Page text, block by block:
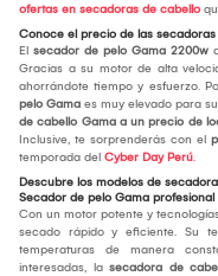
ofertas en secadoras de cabello
Conoce el precio de las
El secador de pelo Gama 2200w
Gracias a su motor de alta
ahorrándote tiempo y esfuerzo.
pelo Gama es muy elevado para
de cabello Gama a un precio de
Inclusive, te sorprenderás con el
temporada del Cyber Day Perú.
Descubre los modelos de
Secador de pelo Gama profesional
Con un motor potente y
secado rápido y eficiente. Su
temperaturas de manera
interesadas, la secadora de